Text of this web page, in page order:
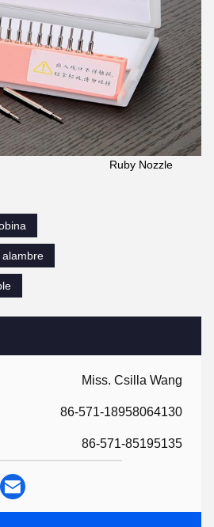
Miss. Csilla Wang
86-571-18958064130
86-571-85195135
Nozzle